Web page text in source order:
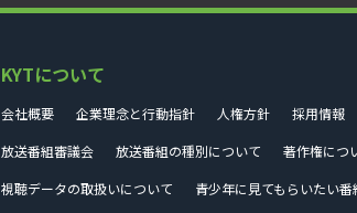
KYTについて
会社概要 企業理念と行動指針 人権方針 採用情報
放送番組審議会
放送番組の種別について 著作権につ
視聴データの取扱いについて
青少年に見てもらいたい番